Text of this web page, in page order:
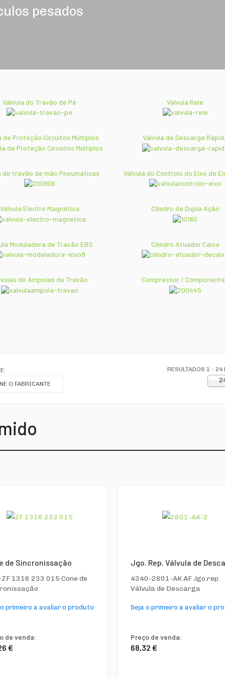
pesados
Válvula do Travão de Pé Valvula Rele
de Proteção Circuitos Múltiplos Válvula de Descarga
do travão de mão Pneumáticas Válvula do Controlo do Eixo de
Válvula Electro Magnética Cilindro de Dupla Ação
Moduladora de Travão EBS Cilindro Atuador Caixa
de Ampolas de Travão Compressor /
O FABRICANTE
RESULTADOS 1 - 24
de Sincronissação
1316 233 015 Cone de
primeiro a avaliar o produto
de venda:
€
Jgo. Rep. Válvula de
4340-2801-AK AF Jgo.rep.
Válvula de Descarga
Seja o primeiro a avaliar o
Preço de venda:
68,32 €